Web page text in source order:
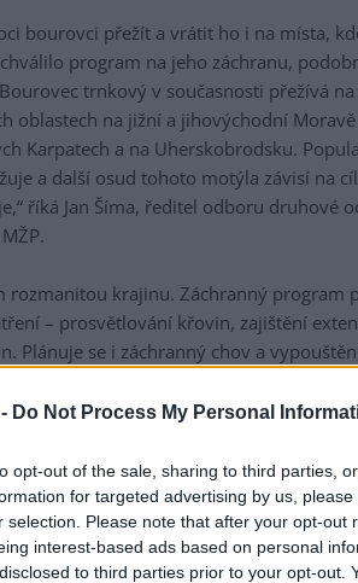
Do Not Process My Personal
opt-out of the sale, sharing to third parties,
for targeted advertising by us,
selection. Please note that after your opt-out
interest-based ads based on personal
to third parties prior to your opt-out.
bourovci přežít a vrátit ho i na místa,
program na jeho záchranu,
trnkový v současnosti přežívá
oblastech na jižní a jihovýchodní
Karpatech a na Uherskobrodsku.
a další osud tohoto motýla závisí na
říká Jan Šíma, ředitel odboru druhové
krajinu. Záchranný program
– prosvětlování křovin, zajištění
Plánuje se i záchranný chov a
přístup se osvědčil u dalšího ze
postupně do přírody navracet.
na keřích trnky a hlohu. Komplikací je,
Samci uletí maximálně kilometr,
populace obvykle nejsou
prostředí.